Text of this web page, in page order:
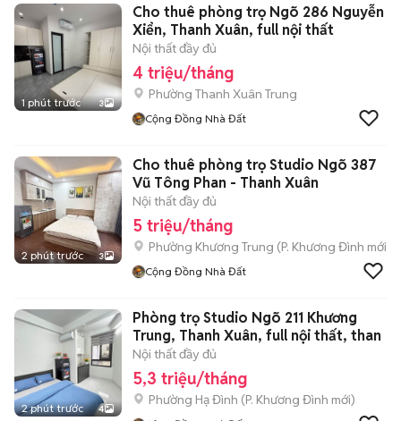
1 phút trước 3
Cho thuê phòng trọ Ngõ 286 Nguyễn
Xiển, Thanh Xuân, full nội thất
Nội thất đầy đủ
4 triệu/tháng
Phường Thanh Xuân Trung
Cộng Đồng Nhà Đất
2 phút trước 3
Cho thuê phòng trọ Studio Ngõ 387
Vũ Tông Phan - Thanh Xuân
Nội thất đầy đủ
5 triệu/tháng
Phường Khương Trung (P. Khương Đình mới)
Cộng Đồng Nhà Đất
2 phút trước 4
Phòng trọ Studio Ngõ 211 Khương
Trung, Thanh Xuân, full nội thất, than
Nội thất đầy đủ
5,3 triệu/tháng
Phường Hạ Đình (P. Khương Đình mới)